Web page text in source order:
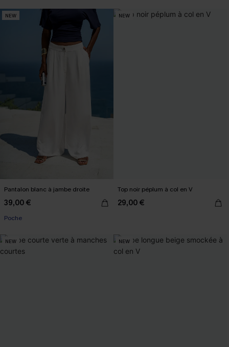
NEW
Pantalon blanc à jambe droite
39,00 €
Poche
NEW
Top noir péplum à col en V
29,00 €
NEW NEW